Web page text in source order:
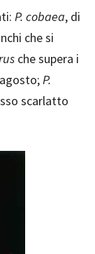
P. cobaea, di
che si
che supera i
P.
scarlatto